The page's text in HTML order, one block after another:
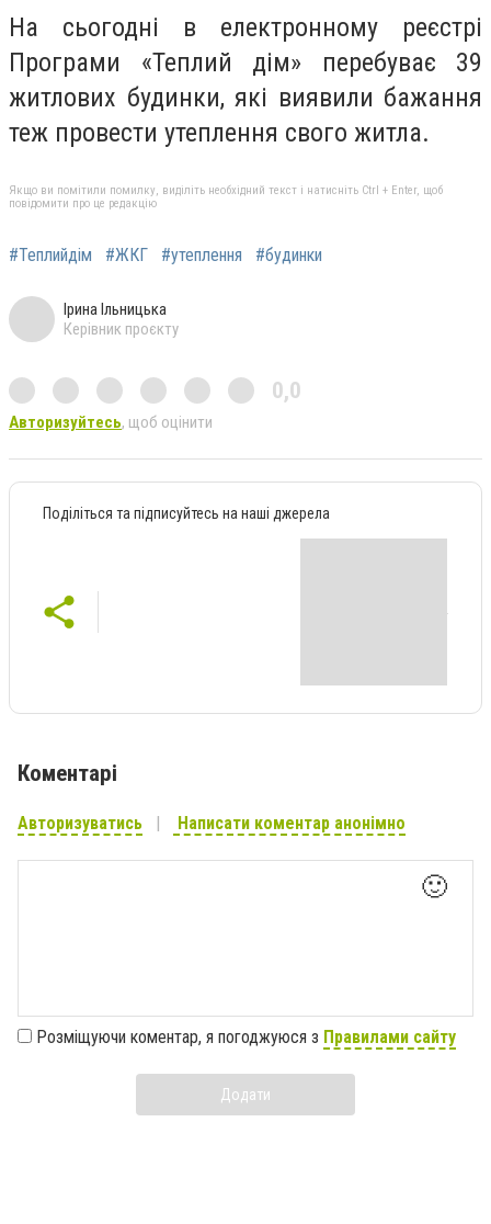
На сьогодні в електронному реєстрі
Програми «Теплий дім» перебуває 39
житлових будинки, які виявили бажання
теж провести утеплення свого житла.
Якщо ви помітили помилку, виділіть необхідний текст і натисніть Ctrl + Enter, щоб
повідомити про це редакцію
#Теплийдім #ЖКГ #утеплення #будинки
Ірина Ільницька
Керівник проєкту
0,0
Авторизуйтесь, щоб оцінити
Поділіться та підписуйтесь на наші джерела
Коментарі
Авторизуватись Написати коментар анонімно
🙂
Розміщуючи коментар, я погоджуюся з Правилами сайту
Додати